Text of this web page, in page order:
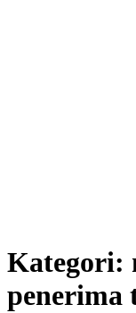
Kategori:
penerima